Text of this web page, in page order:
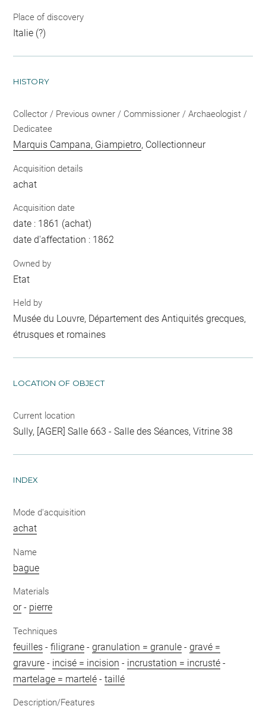
Place of discovery
Italie (?)
HISTORY
Collector / Previous owner / Commissioner / Archaeologist /
Dedicatee
Marquis Campana, Giampietro, Collectionneur
Acquisition details
achat
Acquisition date
date : 1861 (achat)
date d'affectation : 1862
Owned by
Etat
Held by
Musée du Louvre, Département des Antiquités grecques,
étrusques et romaines
LOCATION OF OBJECT
Current location
Sully, [AGER] Salle 663 - Salle des Séances, Vitrine 38
INDEX
Mode d'acquisition
achat
Name
bague
Materials
or- pierre
Techniques
feuilles -filigrane -granulation = granule -gravé =
gravure - incisé = incision - incrustation = incrusté -
martelage = martelé -taillé
Description/Features